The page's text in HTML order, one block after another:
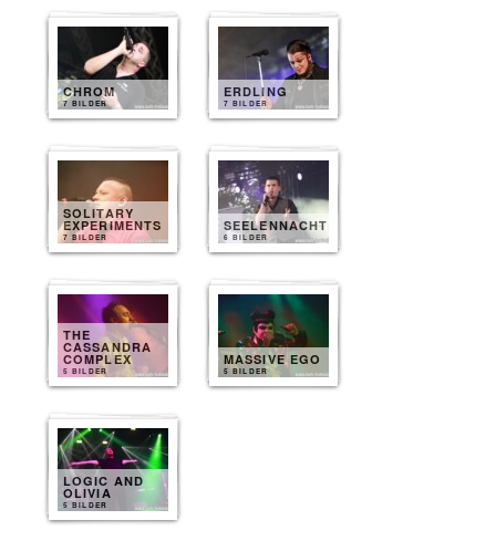
CHROM
7 BILDER
ERDLING
7 BILDER
SOLITARY
EXPERIMENTS
7 BILDER
SEELENNACHT
6 BILDER
THE
CASSANDRA
COMPLEX
5 BILDER
MASSIVE EGO
5 BILDER
LOGIC AND
OLIVIA
5 BILDER